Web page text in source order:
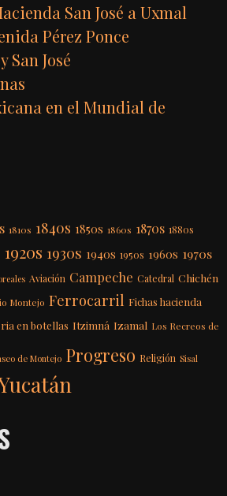
San José a Uxmal
Pérez Ponce
San José
en el Mundial de
1810s 1840s 1850s 1860s 1870s 1880s
1920s 1930s 1940s 1950s 1960s 1970s
Aviación Campeche Catedral Chichén
Montejo Ferrocarril Fichas hacienda
en botellas Itzimná Izamal Los Recreos de
de Montejo Progreso Religión Sisal